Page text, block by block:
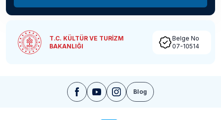
T.C. KÜLTÜR VE TURİZM
BAKANLIĞI
Belge No
07-10514
Blog